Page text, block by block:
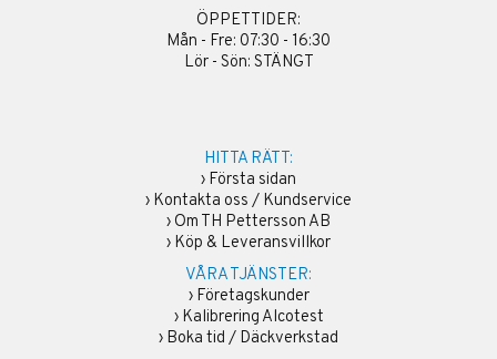
ÖPPETTIDER:
Mån - Fre: 07:30 - 16:30
Lör - Sön: STÄNGT
HITTA RÄTT:
› Första sidan
› Kontakta oss / Kundservice
› Om TH Pettersson AB
› Köp & Leveransvillkor
VÅRA TJÄNSTER:
› Företagskunder
› Kalibrering Alcotest
› Boka tid / Däckverkstad